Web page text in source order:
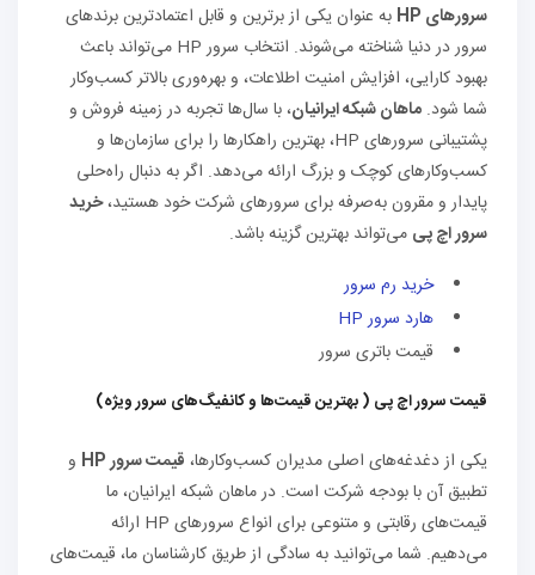
سرورهای HP
به عنوان یکی از برترین و قابل اعتمادترین برندهای
سرور در دنیا شناخته می‌شوند. انتخاب سرور HP می‌تواند باعث
بهبود کارایی، افزایش امنیت اطلاعات، و بهره‌وری بالاتر کسب‌وکار
شما شود. ماهان شبکه ایرانیان، با سال‌ها تجربه در زمینه فروش و
پشتیبانی سرورهای HP، بهترین راهکارها را برای سازمان‌ها و
کسب‌وکارهای کوچک و بزرگ ارائه می‌دهد. اگر به دنبال راه‌حلی
پایدار و مقرون به‌صرفه برای سرورهای شرکت خود هستید،خرید
سرور اچ پی می‌تواند بهترین گزینه باشد.
خرید رم سرور
هارد سرور HP
قیمت باتری سرور
قیمت سرور اچ پی ( بهترین قیمت‌ها و کانفیگ‌های سرور ویژه)
یکی از دغدغه‌های اصلی مدیران کسب‌وکارها، قیمت سرور HP
و
تطبیق آن با بودجه‌ شرکت است. در ماهان شبکه ایرانیان، ما
قیمت‌های رقابتی و متنوعی برای انواع سرورهای HP ارائه
می‌دهیم. شما می‌توانید به سادگی از طریق کارشناسان ما، قیمت‌های